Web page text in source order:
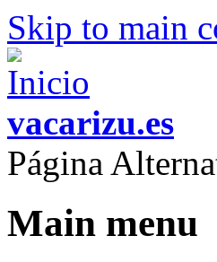
Skip to main
vacarizu.es
Página
Main menu